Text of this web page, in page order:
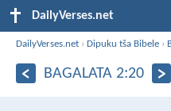
DailyVerses.net
DailyVerses.net ›Dipuku tša Bibele ›
BAGALATA 2:20